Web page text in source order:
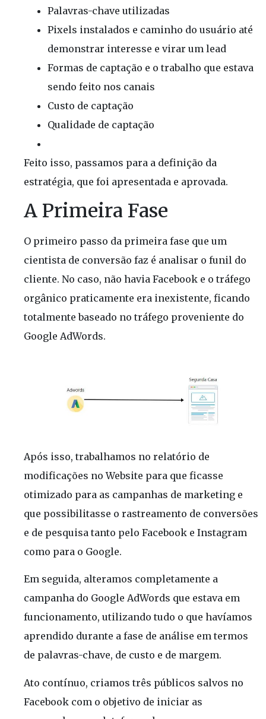
Palavras-chave utilizadas
Pixels instalados e caminho do usuário até
demonstrar interesse e virar um lead
Formas de captação e o trabalho que estava
sendo feito nos canais
Custo de captação
Qualidade de captação
Feito isso, passamos para a definição da
estratégia, que foi apresentada e aprovada.
A Primeira Fase
O primeiro passo da primeira fase que um
cientista de conversão faz é analisar o funil do
cliente. No caso, não havia Facebook e o tráfego
orgânico praticamente era inexistente, ficando
totalmente baseado no tráfego proveniente do
Google AdWords.
Após isso, trabalhamos no relatório de
modificações no Website para que ficasse
otimizado para as campanhas de marketing e
que possibilitasse o rastreamento de conversões
e de pesquisa tanto pelo Facebook e Instagram
como para o Google.
Em seguida, alteramos completamente a
campanha do Google AdWords que estava em
funcionamento, utilizando tudo o que havíamos
aprendido durante a fase de análise em termos
de palavras-chave, de custo e de margem.
Ato contínuo, criamos três públicos salvos no
Facebook com o objetivo de iniciar as